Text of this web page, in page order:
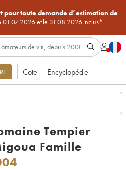
pour toute demande d’estimation de
01.07.2026 et le 31.08.2026 inclus*
Cote Encyclopédie
Tempier
Famille